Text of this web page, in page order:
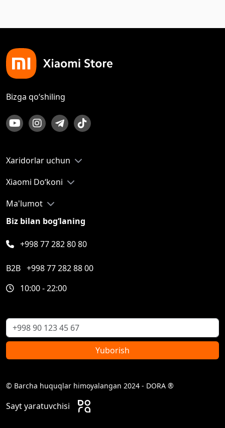
Bizga qo‘shiling
Xaridorlar uchun
Xiaomi Do‘koni
Ma'lumot
Biz bilan bog‘laning
+998 77 282 80 80
B2B +998 77 282 88 00
10:00 - 22:00
Yuborish
© Barcha huquqlar himoyalangan 2024 - DORA ®
Sayt yaratuvchisi